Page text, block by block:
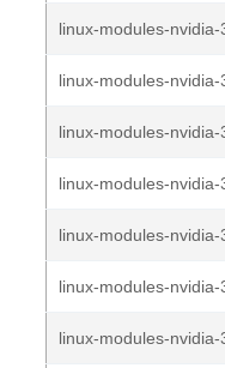
linux-modules-
linux-modules-
linux-modules-
linux-modules-
linux-modules-
linux-modules-
linux-modules-